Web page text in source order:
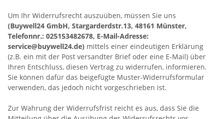
Um Ihr Widerrufsrecht auszuüben, müssen Sie uns
(Buywell24 GmbH, Stargarderdstr.13, 48161 Münster,
Telefonnr.: 025153482678, E-Mail-Adresse:
service@buywell24.de) mittels einer eindeutigen Erklärung
(z.B. ein mit der Post versandter Brief oder eine E-Mail) über
Ihren Entschluss, diesen Vertrag zu widerrufen, informieren.
Sie können dafür das beigefügte Muster-Widerrufsformular
verwenden, das jedoch nicht vorgeschrieben ist.
Zur Wahrung der Widerrufsfrist reicht es aus, dass Sie die